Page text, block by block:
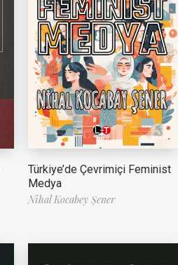
Türkiye’de Çevrimiçi Feminist
Medya
Nihal Kocabey Şener